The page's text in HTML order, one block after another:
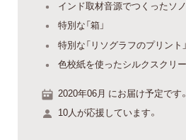
インド取材音源でつくったソ
特別な「箱」
特別な「リソグラフのプリント」
色校紙を使ったシルクスクリ
2020年06月 にお届け予定です。
10人が応援しています。